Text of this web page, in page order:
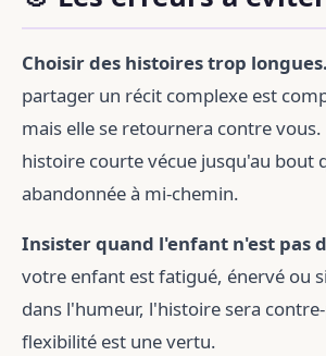
Choisir des histoires trop longues.
partager un récit complexe est
mais elle se retournera contre
histoire courte vécue jusqu'au bout
abandonnée à mi-chemin.
Insister quand l'enfant n'est pas
votre enfant est fatigué, énervé ou
dans l'humeur, l'histoire sera
flexibilité est une vertu.